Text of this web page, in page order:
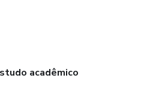
acadêmico